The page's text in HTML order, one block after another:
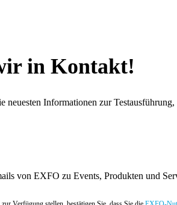
in Kontakt!
neuesten Informationen zur
von EXFO zu Events, Produkten und